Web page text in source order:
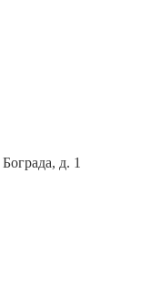
Бограда, д. 1